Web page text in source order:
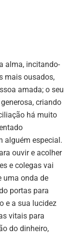
alma, incitando-
mais ousados,
amada; o seu
criando
há muito
alguém especial.
ouvir e acolher
e colegas vai
uma onda de
portas para
e a sua lucidez
vitais para
do dinheiro,